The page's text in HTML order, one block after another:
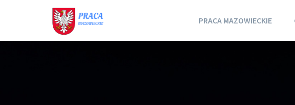
PRACA MAZOWIECKIE